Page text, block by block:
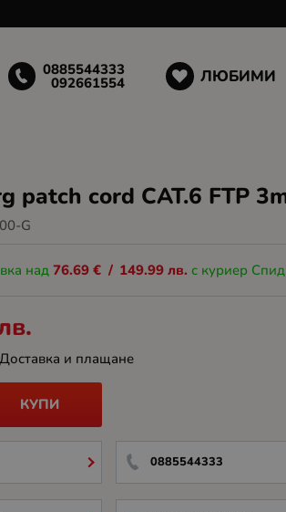
0885544333
092661554 ЛЮБИМИ
patch cord CAT.6 FTP
G
над76.69 € / 149.99 лв. с куриер
Доставка и плащане
КУПИ
0885544333